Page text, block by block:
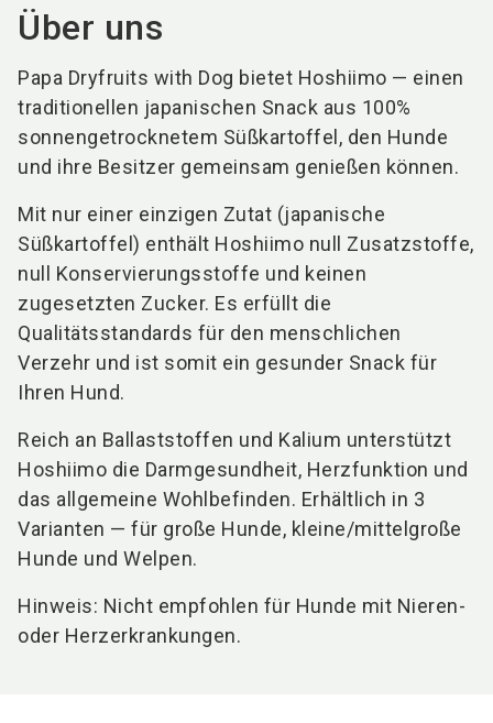
Über uns
Papa Dryfruits with Dog bietet Hoshiimo — einen
traditionellen japanischen Snack aus 100%
sonnengetrocknetem Süßkartoffel, den Hunde
und ihre Besitzer gemeinsam genießen können.
Mit nur einer einzigen Zutat (japanische
Süßkartoffel) enthält Hoshiimo null Zusatzstoffe,
null Konservierungsstoffe und keinen
zugesetzten Zucker. Es erfüllt die
Qualitätsstandards für den menschlichen
Verzehr und ist somit ein gesunder Snack für
Ihren Hund.
Reich an Ballaststoffen und Kalium unterstützt
Hoshiimo die Darmgesundheit, Herzfunktion und
das allgemeine Wohlbefinden. Erhältlich in 3
Varianten — für große Hunde, kleine/mittelgroße
Hunde und Welpen.
Hinweis: Nicht empfohlen für Hunde mit Nieren-
oder Herzerkrankungen.